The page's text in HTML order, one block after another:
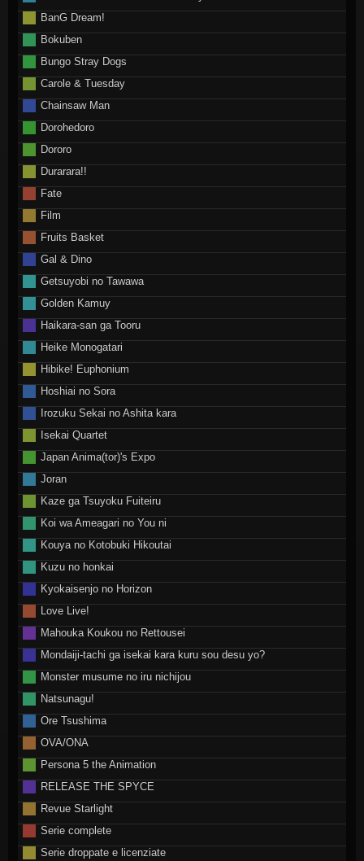
BanG Dream!
Bokuben
Bungo Stray Dogs
Carole & Tuesday
Chainsaw Man
Dorohedoro
Dororo
Durarara!!
Fate
Film
Fruits Basket
Gal & Dino
Getsuyobi no Tawawa
Golden Kamuy
Haikara-san ga Tooru
Heike Monogatari
Hibike! Euphonium
Hoshiai no Sora
Irozuku Sekai no Ashita kara
Isekai Quartet
Japan Anima(tor)'s Expo
Joran
Kaze ga Tsuyoku Fuiteiru
Koi wa Ameagari no You ni
Kouya no Kotobuki Hikoutai
Kuzu no honkai
Kyokaisenjo no Horizon
Love Live!
Mahouka Koukou no Rettousei
Mondaiji-tachi ga isekai kara kuru sou desu yo?
Monster musume no iru nichijou
Natsunagu!
Ore Tsushima
OVA/ONA
Persona 5 the Animation
RELEASE THE SPYCE
Revue Starlight
Serie complete
Serie droppate e licenziate